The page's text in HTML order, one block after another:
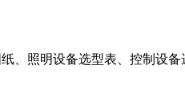
、照明设备选型表、控制设